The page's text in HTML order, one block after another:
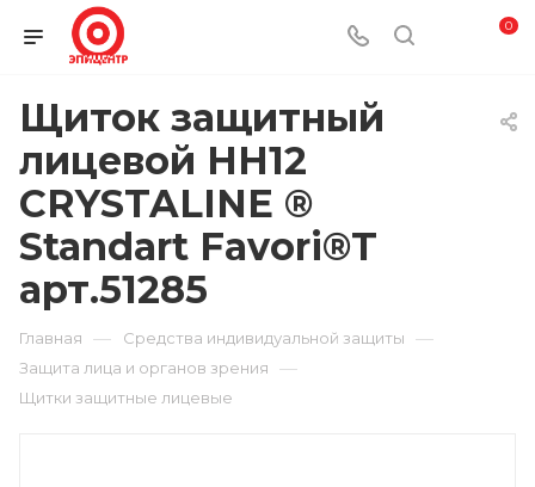
0
Щиток защитный
лицевой НН12
CRYSTALINE ®
Standart Favori®T
арт.51285
Главная — Средства индивидуальной защиты —
Защита лица и органов зрения —
Щитки защитные лицевые